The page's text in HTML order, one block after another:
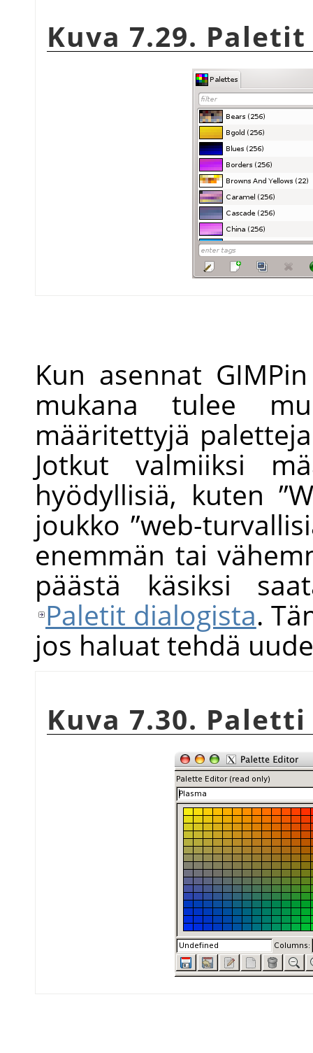
Kuva 7.29.
Kun asennat GIMP
mukana tulee
määritettyjä
Jotkut valmiiksi
hyödyllisiä, kuten ”
joukko”web-
enemmän tai
päästä käsiksi
Paletit dialogista.
jos haluat tehdä
Kuva 7.30.